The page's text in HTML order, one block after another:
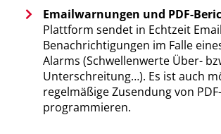
Emailwarnungen und PDF-
Plattform sendet in Echtzeit
Benachrichtigungen im Falle
Alarms (Schwellenwerte Über-
Unterschreitung…). Es ist auch
regelmäßige Zusendung von
programmieren.